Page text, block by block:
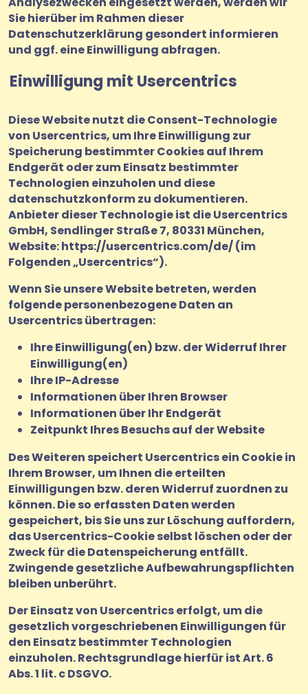
Sie hierüber im Rahmen dieser
Datenschutzerklärung gesondert informieren
und ggf. eine Einwilligung abfragen.
Einwilligung mit Usercentrics
Diese Website nutzt die Consent-Technologie
von Usercentrics, um Ihre Einwilligung zur
Speicherung bestimmter Cookies auf Ihrem
Endgerät oder zum Einsatz bestimmter
Technologien einzuholen und diese
datenschutzkonform zu dokumentieren.
Anbieter dieser Technologie ist die Usercentrics
GmbH, Sendlinger Straße 7, 80331 München,
Website:https://usercentrics.com/de/(im
Folgenden „Usercentrics“).
Wenn Sie unsere Website betreten, werden
folgende personenbezogene Daten an
Usercentrics übertragen:
Ihre Einwilligung(en) bzw. der Widerruf Ihrer
Einwilligung(en)
Ihre IP-Adresse
Informationen über Ihren Browser
Informationen über Ihr Endgerät
Zeitpunkt Ihres Besuchs auf der Website
Des Weiteren speichert Usercentrics ein Cookie in
Ihrem Browser, um Ihnen die erteilten
Einwilligungen bzw. deren Widerruf zuordnen zu
können. Die so erfassten Daten werden
gespeichert, bis Sie uns zur Löschung auffordern,
das Usercentrics-Cookie selbst löschen oder der
Zweck für die Datenspeicherung entfällt.
Zwingende gesetzliche Aufbewahrungspflichten
bleiben unberührt.
Der Einsatz von Usercentrics erfolgt, um die
gesetzlich vorgeschriebenen Einwilligungen für
den Einsatz bestimmter Technologien
einzuholen. Rechtsgrundlage hierfür ist Art. 6
Abs. 1 lit. c DSGVO.